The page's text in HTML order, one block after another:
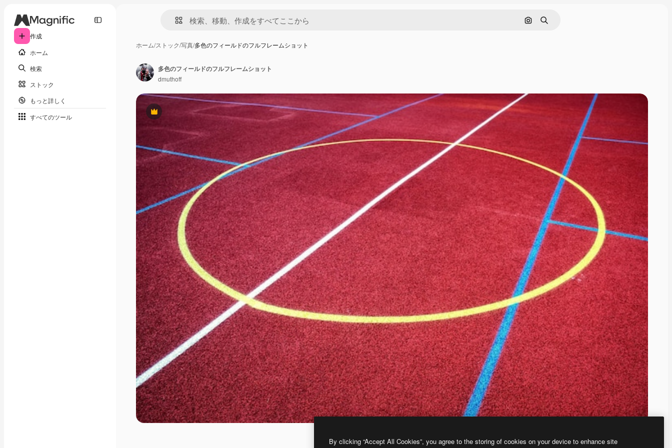
作成
ホーム
検索
ストック
もっと詳しく
すべてのツール
画像で検索
検索
ホーム/ストック/写真/多色のフィールドのフルフレームショット
Premium
多色のフィールドのフルフレームショット
dmuthoff
By clicking “Accept All Cookies”, you agree to the storing of cookies on your device to enhance site